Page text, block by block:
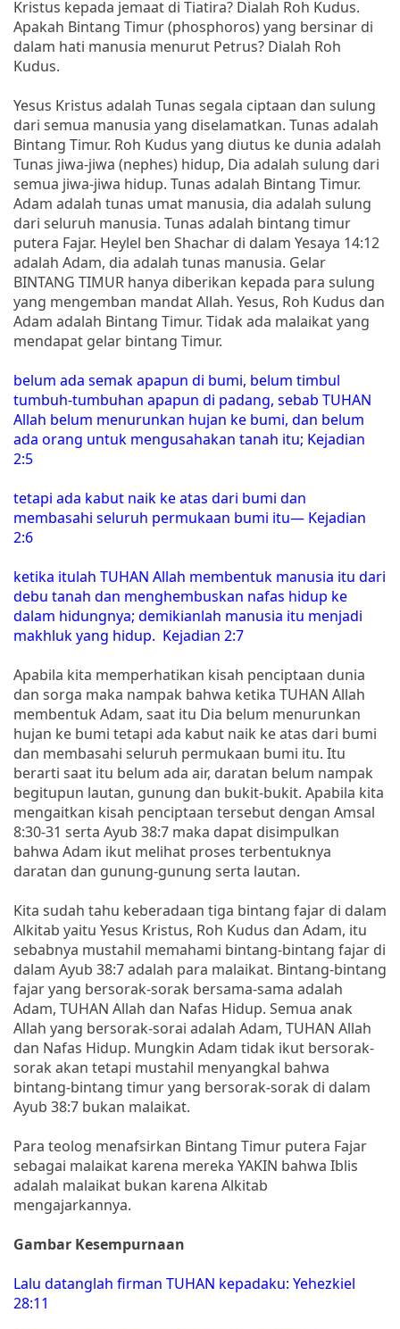
Kristus kepada jemaat di Tiatira? Dialah Roh Kudus.
Apakah Bintang Timur (phosphoros) yang bersinar di
dalam hati manusia menurut Petrus? Dialah Roh
Kudus.
Yesus Kristus adalah Tunas segala ciptaan dan sulung
dari semua manusia yang diselamatkan. Tunas adalah
Bintang Timur. Roh Kudus yang diutus ke dunia adalah
Tunas jiwa-jiwa (nephes) hidup, Dia adalah sulung dari
semua jiwa-jiwa hidup. Tunas adalah Bintang Timur.
Adam adalah tunas umat manusia, dia adalah sulung
dari seluruh manusia. Tunas adalah bintang timur
putera Fajar. Heylel ben Shachar di dalam Yesaya 14:12
adalah Adam, dia adalah tunas manusia. Gelar
BINTANG TIMUR hanya diberikan kepada para sulung
yang mengemban mandat Allah. Yesus, Roh Kudus dan
Adam adalah Bintang Timur. Tidak ada malaikat yang
mendapat gelar bintang Timur.
belum ada semak apapun di bumi, belum timbul
tumbuh-tumbuhan apapun di padang, sebab TUHAN
Allah belum menurunkan hujan ke bumi, dan belum
ada orang untuk mengusahakan tanah itu; Kejadian
2:5
tetapi ada kabut naik ke atas dari bumi dan
membasahi seluruh permukaan bumi itu— Kejadian
2:6
ketika itulah TUHAN Allah membentuk manusia itu dari
debu tanah dan menghembuskan nafas hidup ke
dalam hidungnya; demikianlah manusia itu menjadi
makhluk yang hidup. Kejadian 2:7
Apabila kita memperhatikan kisah penciptaan dunia
dan sorga maka nampak bahwa ketika TUHAN Allah
membentuk Adam, saat itu Dia belum menurunkan
hujan ke bumi tetapi ada kabut naik ke atas dari bumi
dan membasahi seluruh permukaan bumi itu. Itu
berarti saat itu belum ada air, daratan belum nampak
begitupun lautan, gunung dan bukit-bukit. Apabila kita
mengaitkan kisah penciptaan tersebut dengan Amsal
8:30-31 serta Ayub 38:7 maka dapat disimpulkan
bahwa Adam ikut melihat proses terbentuknya
daratan dan gunung-gunung serta lautan.
Kita sudah tahu keberadaan tiga bintang fajar di dalam
Alkitab yaitu Yesus Kristus, Roh Kudus dan Adam, itu
sebabnya mustahil memahami bintang-bintang fajar di
dalam Ayub 38:7 adalah para malaikat. Bintang-bintang
fajar yang bersorak-sorak bersama-sama adalah
Adam, TUHAN Allah dan Nafas Hidup. Semua anak
Allah yang bersorak-sorai adalah Adam, TUHAN Allah
dan Nafas Hidup. Mungkin Adam tidak ikut bersorak-
sorak akan tetapi mustahil menyangkal bahwa
bintang-bintang timur yang bersorak-sorak di dalam
Ayub 38:7 bukan malaikat.
Para teolog menafsirkan Bintang Timur putera Fajar
sebagai malaikat karena mereka YAKIN bahwa Iblis
adalah malaikat bukan karena Alkitab
mengajarkannya.
Gambar Kesempurnaan
Lalu datanglah firman TUHAN kepadaku: Yehezkiel
28:11